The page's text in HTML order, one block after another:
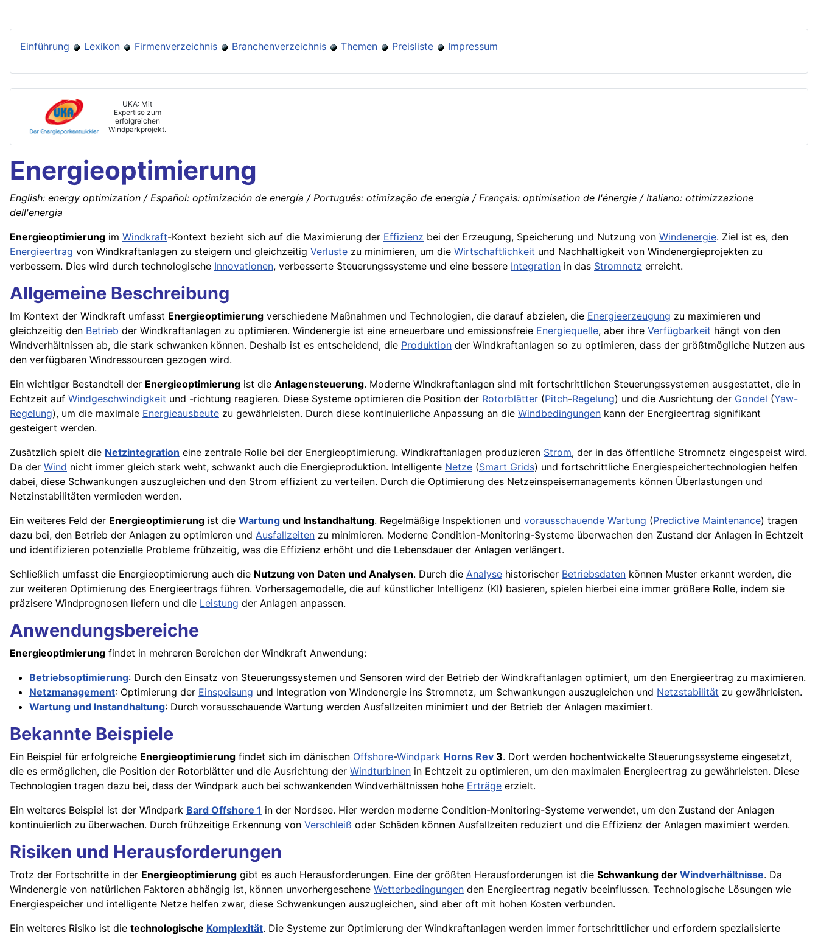
Einführung Lexikon Firmenverzeichnis Branchenverzeichnis Themen Preisliste Impressum
UKA: Mit
Expertise zum
erfolgreichen
Windparkprojekt.
Energieoptimierung
English: energy optimization / Español: optimización de energía / Português: otimização de energia / Français: optimisation de l'énergie / Italiano: ottimizzazione
dell'energia
Energieoptimierung im Windkraft-Kontext bezieht sich auf die Maximierung der Effizienz bei der Erzeugung, Speicherung und Nutzung von Windenergie. Ziel ist es, den
Energieertrag von Windkraftanlagen zu steigern und gleichzeitig Verluste zu minimieren, um die Wirtschaftlichkeit und Nachhaltigkeit von Windenergieprojekten zu
verbessern. Dies wird durch technologische Innovationen, verbesserte Steuerungssysteme und eine bessere Integration in das Stromnetz erreicht.
Allgemeine Beschreibung
Im Kontext der Windkraft umfasst Energieoptimierung verschiedene Maßnahmen und Technologien, die darauf abzielen, die Energieerzeugung zu maximieren und
gleichzeitig den Betrieb der Windkraftanlagen zu optimieren. Windenergie ist eine erneuerbare und emissionsfreie Energiequelle, aber ihre Verfügbarkeit hängt von den
Windverhältnissen ab, die stark schwanken können. Deshalb ist es entscheidend, die Produktion der Windkraftanlagen so zu optimieren, dass der größtmögliche Nutzen aus
den verfügbaren Windressourcen gezogen wird.
Ein wichtiger Bestandteil der Energieoptimierung ist die Anlagensteuerung. Moderne Windkraftanlagen sind mit fortschrittlichen Steuerungssystemen ausgestattet, die in
Echtzeit auf Windgeschwindigkeit und -richtung reagieren. Diese Systeme optimieren die Position der Rotorblätter (Pitch-Regelung) und die Ausrichtung der Gondel (Yaw-
Regelung), um die maximale Energieausbeute zu gewährleisten. Durch diese kontinuierliche Anpassung an die Windbedingungen kann der Energieertrag signifikant
gesteigert werden.
Zusätzlich spielt die Netzintegration eine zentrale Rolle bei der Energieoptimierung. Windkraftanlagen produzieren Strom, der in das öffentliche Stromnetz eingespeist wird.
Da der Wind nicht immer gleich stark weht, schwankt auch die Energieproduktion. Intelligente Netze (Smart Grids) und fortschrittliche Energiespeichertechnologien helfen
dabei, diese Schwankungen auszugleichen und den Strom effizient zu verteilen. Durch die Optimierung des Netzeinspeisemanagements können Überlastungen und
Netzinstabilitäten vermieden werden.
Ein weiteres Feld der Energieoptimierung ist die Wartung und Instandhaltung. Regelmäßige Inspektionen und vorausschauende Wartung (Predictive Maintenance) tragen
dazu bei, den Betrieb der Anlagen zu optimieren und Ausfallzeiten zu minimieren. Moderne Condition-Monitoring-Systeme überwachen den Zustand der Anlagen in Echtzeit
und identifizieren potenzielle Probleme frühzeitig, was die Effizienz erhöht und die Lebensdauer der Anlagen verlängert.
Schließlich umfasst die Energieoptimierung auch die Nutzung von Daten und Analysen. Durch die Analyse historischer Betriebsdaten können Muster erkannt werden, die
zur weiteren Optimierung des Energieertrags führen. Vorhersagemodelle, die auf künstlicher Intelligenz (KI) basieren, spielen hierbei eine immer größere Rolle, indem sie
präzisere Windprognosen liefern und die Leistung der Anlagen anpassen.
Anwendungsbereiche
Energieoptimierung findet in mehreren Bereichen der Windkraft Anwendung:
Betriebsoptimierung: Durch den Einsatz von Steuerungssystemen und Sensoren wird der Betrieb der Windkraftanlagen optimiert, um den Energieertrag zu maximieren.
Netzmanagement: Optimierung der Einspeisung und Integration von Windenergie ins Stromnetz, um Schwankungen auszugleichen und Netzstabilität zu gewährleisten.
Wartung und Instandhaltung: Durch vorausschauende Wartung werden Ausfallzeiten minimiert und der Betrieb der Anlagen maximiert.
Bekannte Beispiele
Ein Beispiel für erfolgreiche Energieoptimierung findet sich im dänischen Offshore-Windpark Horns Rev 3. Dort werden hochentwickelte Steuerungssysteme eingesetzt,
die es ermöglichen, die Position der Rotorblätter und die Ausrichtung der Windturbinen in Echtzeit zu optimieren, um den maximalen Energieertrag zu gewährleisten. Diese
Technologien tragen dazu bei, dass der Windpark auch bei schwankenden Windverhältnissen hohe Erträge erzielt.
Ein weiteres Beispiel ist der Windpark Bard Offshore 1 in der Nordsee. Hier werden moderne Condition-Monitoring-Systeme verwendet, um den Zustand der Anlagen
kontinuierlich zu überwachen. Durch frühzeitige Erkennung von Verschleiß oder Schäden können Ausfallzeiten reduziert und die Effizienz der Anlagen maximiert werden.
Risiken und Herausforderungen
Trotz der Fortschritte in der Energieoptimierung gibt es auch Herausforderungen. Eine der größten Herausforderungen ist die Schwankung der Windverhältnisse. Da
Windenergie von natürlichen Faktoren abhängig ist, können unvorhergesehene Wetterbedingungen den Energieertrag negativ beeinflussen. Technologische Lösungen wie
Energiespeicher und intelligente Netze helfen zwar, diese Schwankungen auszugleichen, sind aber oft mit hohen Kosten verbunden.
Ein weiteres Risiko ist die technologische Komplexität. Die Systeme zur Optimierung der Windkraftanlagen werden immer fortschrittlicher und erfordern spezialisierte